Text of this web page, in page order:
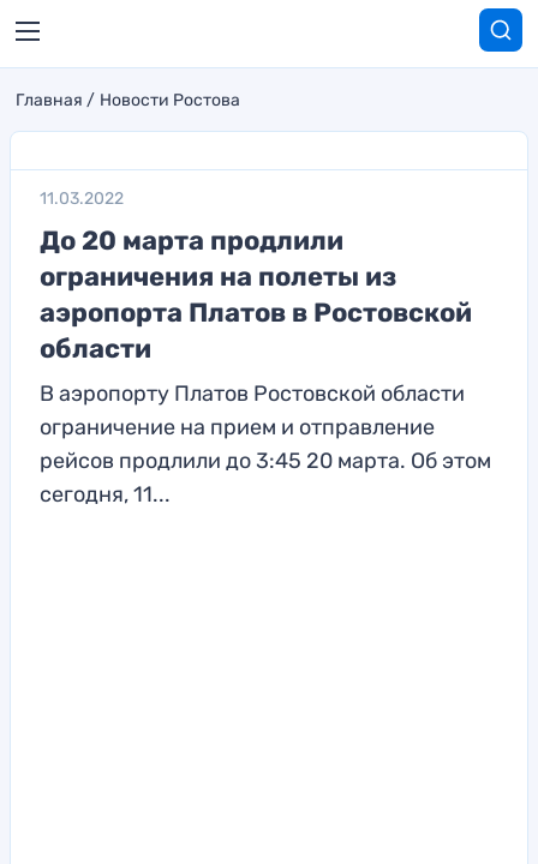
Главная Новости Ростова
11.03.2022
До 20 марта продлили
ограничения на полеты из
аэропорта Платов в Ростовской
области
В аэропорту Платов Ростовской области
ограничение на прием и отправление
рейсов продлили до 3:45 20 марта. Об этом
сегодня, 11...